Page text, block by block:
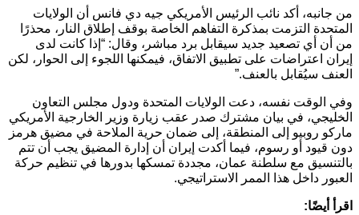
من جانبه، أكد نائب الرئيس الأمريكي جيه دي فانس أن الولايات
المتحدة التزمت بمذكرة التفاهم الخاصة بوقف إطلاق النار، محذرًا
من أن أي تصعيد جديد سيقابل برد مباشر، وقال: “إذا كانت لدى
إيران اعتراضات على تطبيق الاتفاق، فيمكنها اللجوء إلى الحوار، لكن
العنف سيُقابل بالعنف.”
وفي الوقت نفسه، دعت الولايات المتحدة ودول مجلس التعاون
الخليجي، في بيان مشترك صدر عقب زيارة وزير الخارجية الأمريكي
ماركو روبيو إلى المنطقة، إلى ضمان حرية الملاحة في مضيق هرمز
دون قيود أو رسوم، فيما أكدت إيران أن إدارة المضيق يجب أن تتم
بالتنسيق مع سلطنة عمان، مجددة تمسكها بدورها في تنظيم حركة
العبور داخل هذا الممر الاستراتيجي.
اقرأ أيضًا: